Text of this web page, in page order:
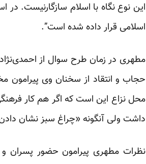
این نوع نگاه با اسلام سازگارنیست.
اسلامی قرار داده شده است”.
مطهری در زمان طرح سوال از
حجاب و انتقاد از سخنان وی پیرامون
محل نزاع این است که اگر هم کار
داشت ولی آنگونه «چراغ سبز نشان
نظرات مطهری پیرامون حضور پسران